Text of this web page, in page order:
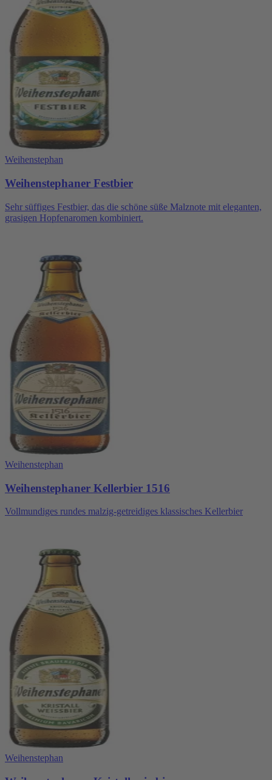
Weihenstephan
Weihenstephaner Festbier
Sehr süffiges Festbier, das die schöne süße Malznote mit eleganten,
grasigen Hopfenaromen kombiniert.
Weihenstephan
Weihenstephaner Kellerbier 1516
Vollmundiges rundes malzig-getreidiges klassisches Kellerbier
Weihenstephan